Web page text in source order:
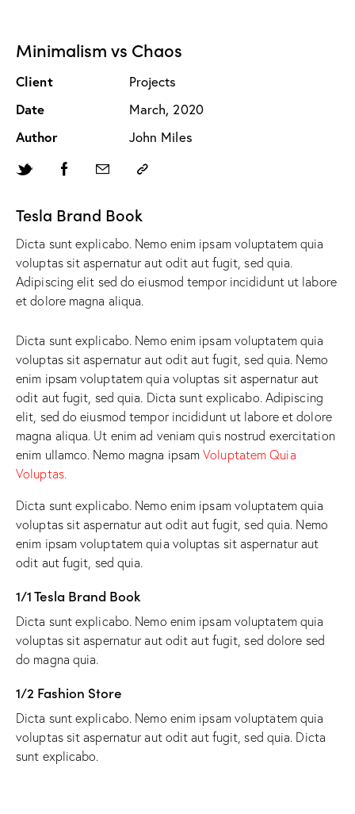
Minimalism vs Chaos
Client
Projects
Date
March, 2020
Author
John Miles
Tesla Brand Book
Dicta sunt explicabo. Nemo enim ipsam voluptatem quia
voluptas sit aspernatur aut odit aut fugit, sed quia.
Adipiscing elit sed do eiusmod tempor incididunt ut labore
et dolore magna aliqua.
Dicta sunt explicabo. Nemo enim ipsam voluptatem quia
voluptas sit aspernatur aut odit aut fugit, sed quia. Nemo
enim ipsam voluptatem quia voluptas sit aspernatur aut
odit aut fugit, sed quia. Dicta sunt explicabo. Adipiscing
elit, sed do eiusmod tempor incididunt ut labore et dolore
magna aliqua. Ut enim ad veniam quis nostrud exercitation
enim ullamco. Nemo magna ipsamVoluptatem Quia
Voluptas.
Dicta sunt explicabo. Nemo enim ipsam voluptatem quia
voluptas sit aspernatur aut odit aut fugit, sed quia. Nemo
enim ipsam voluptatem quia voluptas sit aspernatur aut
odit aut fugit, sed quia.
1/1 Tesla Brand Book
Dicta sunt explicabo. Nemo enim ipsam voluptatem quia
voluptas sit aspernatur aut odit aut fugit, sed dolore sed
do magna quia.
1/2 Fashion Store
Dicta sunt explicabo. Nemo enim ipsam voluptatem quia
voluptas sit aspernatur aut odit aut fugit, sed quia. Dicta
sunt explicabo.